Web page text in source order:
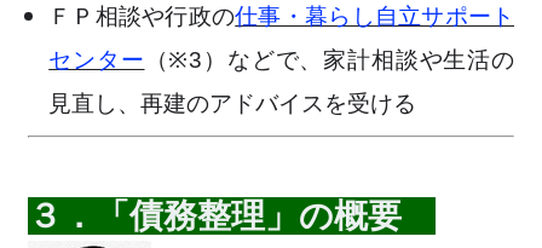
ＦＰ相談や行政の仕事・暮らし自立サポート
センター （※3 ）などで、家計相談や生活の
見直し、再建のアドバイスを受ける
３．「債務整理」の概要